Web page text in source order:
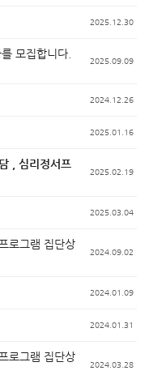
2025.12.30
모집합니다.
2025.09.09
2024.12.26
2025.01.16
, 심리정서프
2025.02.19
2025.03.04
로그램 집단상
2024.09.02
2024.01.09
2024.01.31
로그램 집단상
2024.03.28